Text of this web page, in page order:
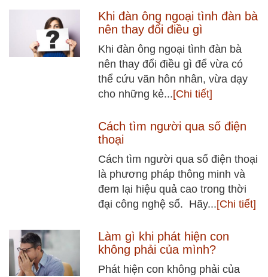
Khi đàn ông ngoại tình đàn bà
nên thay đổi điều gì
Khi đàn ông ngoại tình đàn bà
nên thay đổi điều gì để vừa có
thể cứu vãn hôn nhân, vừa dạy
cho những kẻ...[Chi tiết]
Cách tìm người qua số điện
thoại
Cách tìm người qua số điện thoại
là phương pháp thông minh và
đem lại hiệu quả cao trong thời
đại công nghệ số. Hãy...[Chi tiết]
Làm gì khi phát hiện con
không phải của mình?
Phát hiện con không phải của